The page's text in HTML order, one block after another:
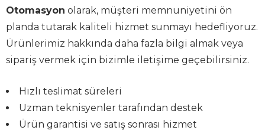
Otomasyon olarak, müşteri memnuniyetini ön
planda tutarak kaliteli hizmet sunmayı hedefliyoruz.
Ürünlerimiz hakkında daha fazla bilgi almak veya
sipariş vermek için bizimle iletişime geçebilirsiniz.
Hızlı teslimat süreleri
Uzman teknisyenler tarafından destek
Ürün garantisi ve satış sonrası hizmet